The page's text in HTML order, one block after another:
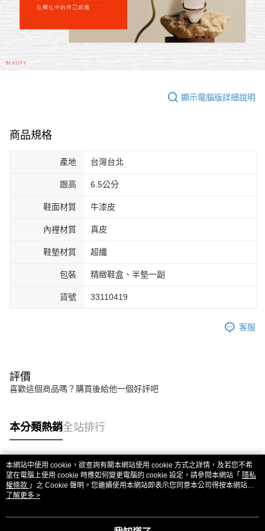
顯示電腦版詳細說明
商品規格
產地 台灣台北
跟高 6.5公分
鞋面材質 牛漆皮
內裡材質 真皮
鞋墊材質 超纖
包裝 精緻鞋盒、半墊一副
貨號 33110419
客服
評價
喜歡這個商品嗎？購買後給他一個好評吧
本分類熱銷全站排行
熱門標籤
本網站中使用 cookie，欲查詢有關本網站使用 cookie 方式之詳情，及若您不希
望在電腦上使用 cookie 時應如何變更電腦的 cookie 設定，請參閱本網站「 隱私
權條款 」之 Cookie 聲明。您繼續使用本網站即表示您同意本公司得按本網站使
用條款之 Cookie 聲明使用 cookie。
了解更多 >